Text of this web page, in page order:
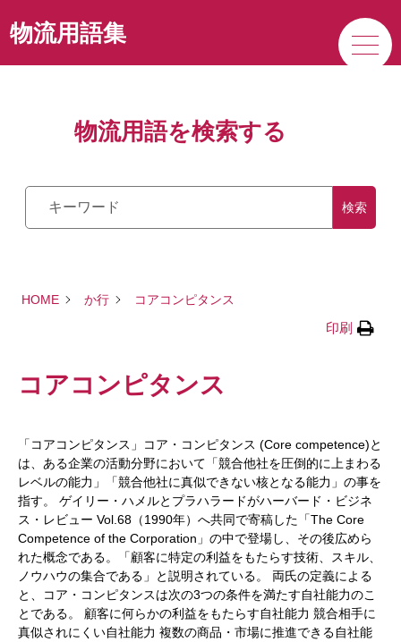
サービス
物流用語集
物流用語を検索する
検索
HOME か行 コアコンピタンス
印刷
コアコンピタンス
「コアコンピタンス」コア・コンピタンス (Core competence)と
は、ある企業の活動分野において「競合他社を圧倒的に上まわる
レベルの能力」「競合他社に真似できない核となる能力」の事を
指す。 ゲイリー・ハメルとプラハラードがハーバード・ビジネ
ス・レビュー Vol.68（1990年）へ共同で寄稿した「The Core
Competence of the Corporation」の中で登場し、その後広めら
れた概念である。「顧客に特定の利益をもたらす技術、スキル、
ノウハウの集合である」と説明されている。 両氏の定義による
と、コア・コンピタンスは次の3つの条件を満たす自社能力のこ
とである。 顧客に何らかの利益をもたらす自社能力 競合相手に
真似されにくい自社能力 複数の商品・市場に推進できる自社能